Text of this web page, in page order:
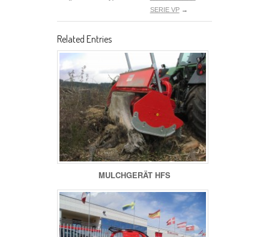
SERIE VP→
Related Entries
MULCHGERÄT HFS